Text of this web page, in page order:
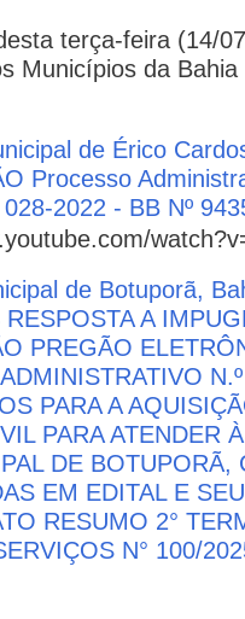
terça-feira (14/
Municípios da
de Érico
Processo
028-2022 - BB Nº
de Botuporã,
A
PREGÃO
PARA A
PARA ATENDER
DE
EM EDITAL E
RESUMO 2°
N° 100/